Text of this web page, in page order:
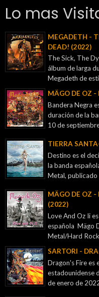
Lo mas
MEGADETH -
DEAD! (2022)
The Sick, The
álbum de larga
Megadeth de
MÄGO DE OZ -
Bandera Negra
duración de la
10 de
TIERRA
Destino es el
la banda
Metal, publicado
MÄGO DE OZ -
(2022)
Love And Oz Ii
española Mägo
Metal/Hard
SARTORI -
Dragon's Fire es
estadounidense
de enero de